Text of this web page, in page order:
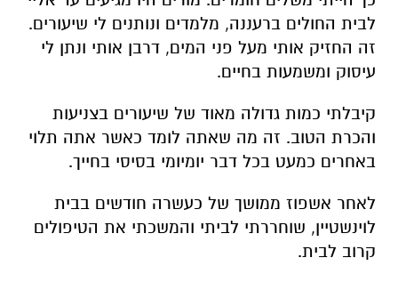
לבית החולים ברעננה, מלמדים ונותנים לי שיעורים.
זה החזיק אותי מעל פני המים, דרבן אותי ונתן לי
עיסוק ומשמעות בחיים.
קיבלתי כמות גדולה מאוד של שיעורים בצניעות
והכרת הטוב. זה מה שאתה לומד כאשר אתה תלוי
באחרים כמעט בכל דבר יומיומי בסיסי בחייך.
לאחר אשפוז ממושך של כעשרה חודשים בבית
לוינשטיין, שוחררתי לביתי והמשכתי את הטיפולים
קרוב לבית.